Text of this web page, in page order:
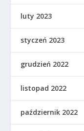
luty 2023
styczeń 2023
grudzień 2022
listopad 2022
październik 2022